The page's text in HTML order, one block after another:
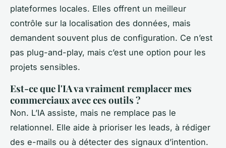
plateformes locales. Elles offrent un meilleur
contrôle sur la localisation des données, mais
demandent souvent plus de configuration. Ce n’est
pas plug-and-play, mais c’est une option pour les
projets sensibles.
Est-ce que l'IA va vraiment remplacer mes
commerciaux avec ces outils ?
Non. L’IA assiste, mais ne remplace pas le
relationnel. Elle aide à prioriser les leads, à rédiger
des e-mails ou à détecter des signaux d’intention.